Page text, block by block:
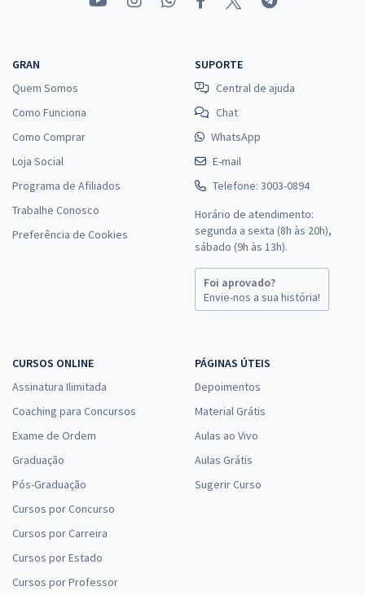
GRAN
Quem Somos
Como Funciona
Como Comprar
Loja Social
Programa de Afiliados
Trabalhe Conosco
Preferência de Cookies
SUPORTE
Central de ajuda
Chat
WhatsApp
E-mail
Telefone: 3003-0894
Horário de atendimento:
segunda a sexta (8h às 20h),
sábado (9h às 13h).
Foi aprovado?
Envie-nos a sua história!
CURSOS ONLINE
Assinatura Ilimitada
Coaching para Concursos
Exame de Ordem
Graduação
Pós-Graduação
Cursos por Concurso
Cursos por Carreira
Cursos por Estado
Cursos por Professor
PÁGINAS ÚTEIS
Depoimentos
Material Grátis
Aulas ao Vivo
Aulas Grátis
Sugerir Curso